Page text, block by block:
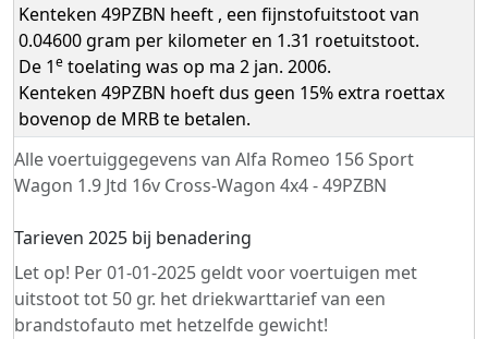
Alle voertuiggegevens van Alfa Romeo 156 Sport
Wagon 1.9 Jtd 16v Cross-Wagon 4x4 - 49PZBN
Kenteken 49PZBN heeft , een fijnstofuitstoot van
0.04600 gram per kilometer en 1.31 roetuitstoot.
De 1e toelating was op ma 2 jan. 2006.
Kenteken 49PZBN hoeft dus geen 15% extra roettax
bovenop de MRB te betalen.
Tarieven 2025 bij benadering
Let op! Per 01-01-2025 geldt voor voertuigen met
uitstoot tot 50 gr. het driekwarttarief van een
brandstofauto met hetzelfde gewicht!